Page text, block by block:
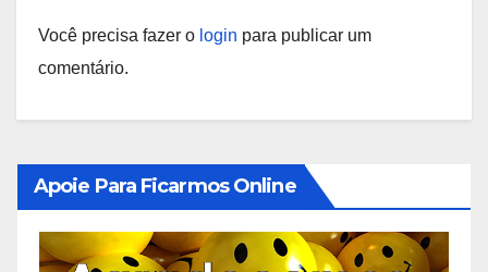
Você precisa fazer o login para publicar um
comentário.
Apoie Para Ficarmos Online